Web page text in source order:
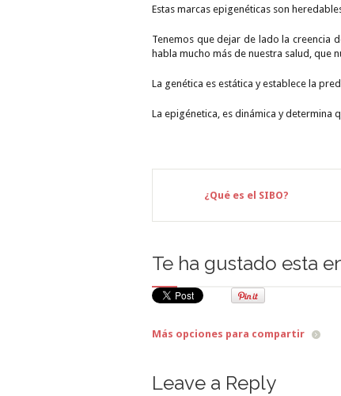
Estas marcas epigenéticas son
Tenemos que dejar de lado la creencia
habla mucho más de nuestra salud, que
La genética es estática y establece la
La epigénetica, es dinámica y determina
¿Qué es el SIBO?
Te ha gustado esta
Más opciones para compartir
Leave a Reply